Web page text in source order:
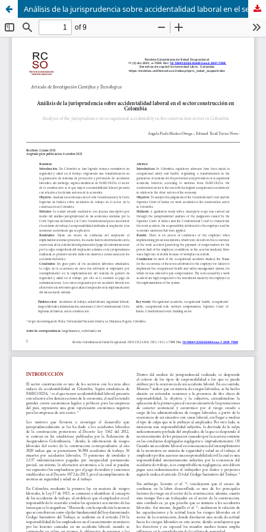
Análisis de la jurisprudencia sobre accidentalidad laboral en el sector construcción en Colombia